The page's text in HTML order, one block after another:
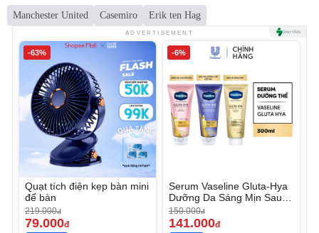
Manchester United Casemiro Erik ten Hag
ADVERTISEMENT
-63%
Quạt tích điện kẹp bàn mini
để bàn
219.000đ
79.000đ
-6%
Serum Vaseline Gluta-Hya
Dưỡng Da Sáng Mịn Sau 7
Ngày
150.000đ
141.000đ